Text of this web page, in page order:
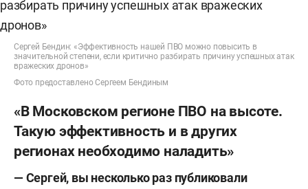
Сергей Бендин: «Эффективность нашей ПВО можно повысить в
значительной степени, если критично разбирать причину успешных атак
вражеских дронов»
Фото предоставлено Сергеем Бендиным
«В Московском регионе ПВО на высоте.
Такую эффективность и в других
регионах необходимо наладить»
— Сергей, вы несколько раз публиковали